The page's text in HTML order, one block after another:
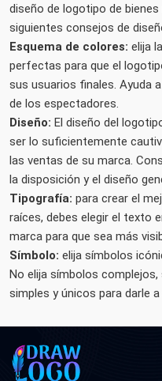
diseño de logotipo de
siguientes consejos de
Esquema de colores: elija
perfectas para que el
sus usuarios finales. Ayuda
de los espectadores.
Diseño: El diseño del
ser lo suficientemente
las ventas de su marca.
la disposición y el diseño
Tipografía: para crear el
raíces, debes elegir el texto
marca para que sea más
Símbolo: elija símbolos
No elija símbolos
simples y únicos para darle